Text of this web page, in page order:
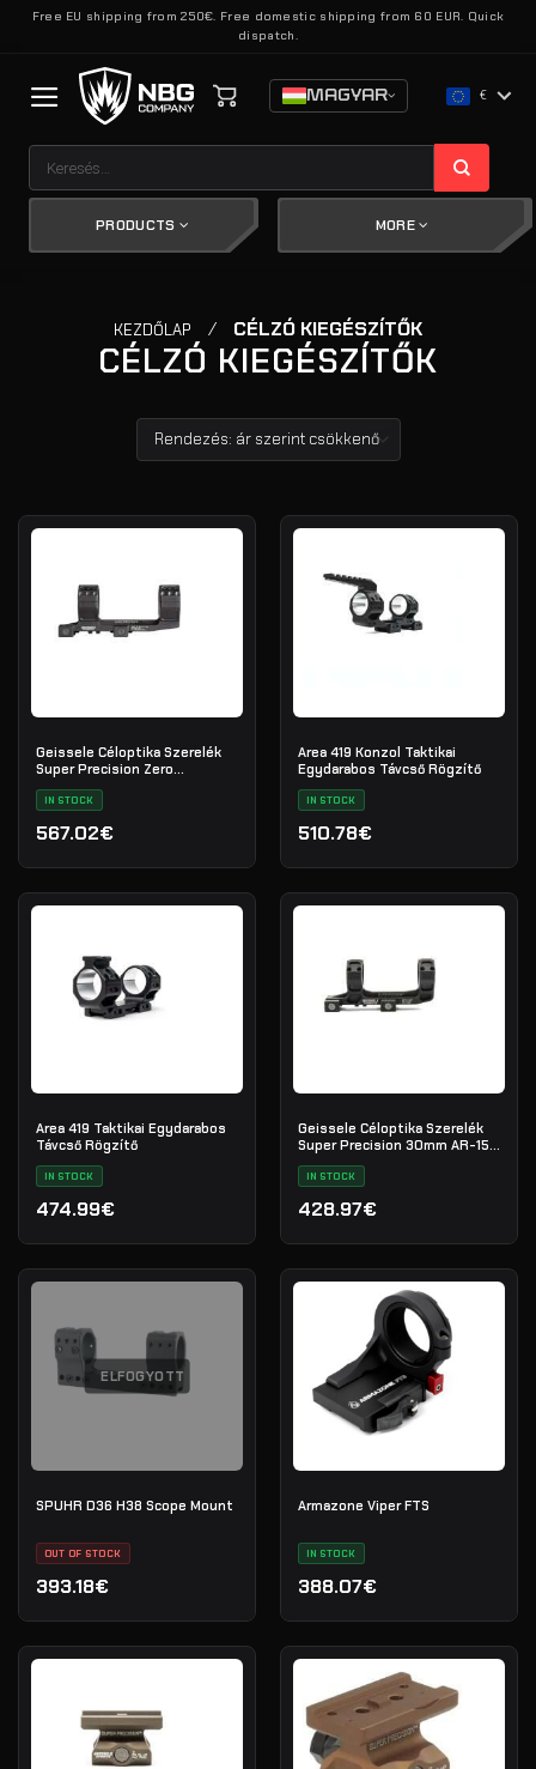
SkipFree EU shipping from 250€. Free domestic shipping from 60 EUR. Quick
dispatch.
MAGYAR €
következőre:
PRODUCTS MORE
KEZDŐLAP / CÉLZÓ KIEGÉSZÍTŐK
CÉLZÓ KIEGÉSZÍTŐK
Geissele Céloptika Szerelék
Super Precision Zero
Compromise 36mm - Black
IN STOCK
567.02€
Area 419 Konzol Taktikai
Egydarabos Távcső Rögzítő
IN STOCK
510.78€
Area 419 Taktikai Egydarabos
Távcső Rögzítő
IN STOCK
474.99€
Geissele Céloptika Szerelék
Super Precision 30mm AR-15
(Vortex 1-6)
IN STOCK
428.97€
ELFOGYOTT
SPUHR D36 H38 Scope Mount
OUT OF STOCK
393.18€
Armazone Viper FTS
IN STOCK
388.07€